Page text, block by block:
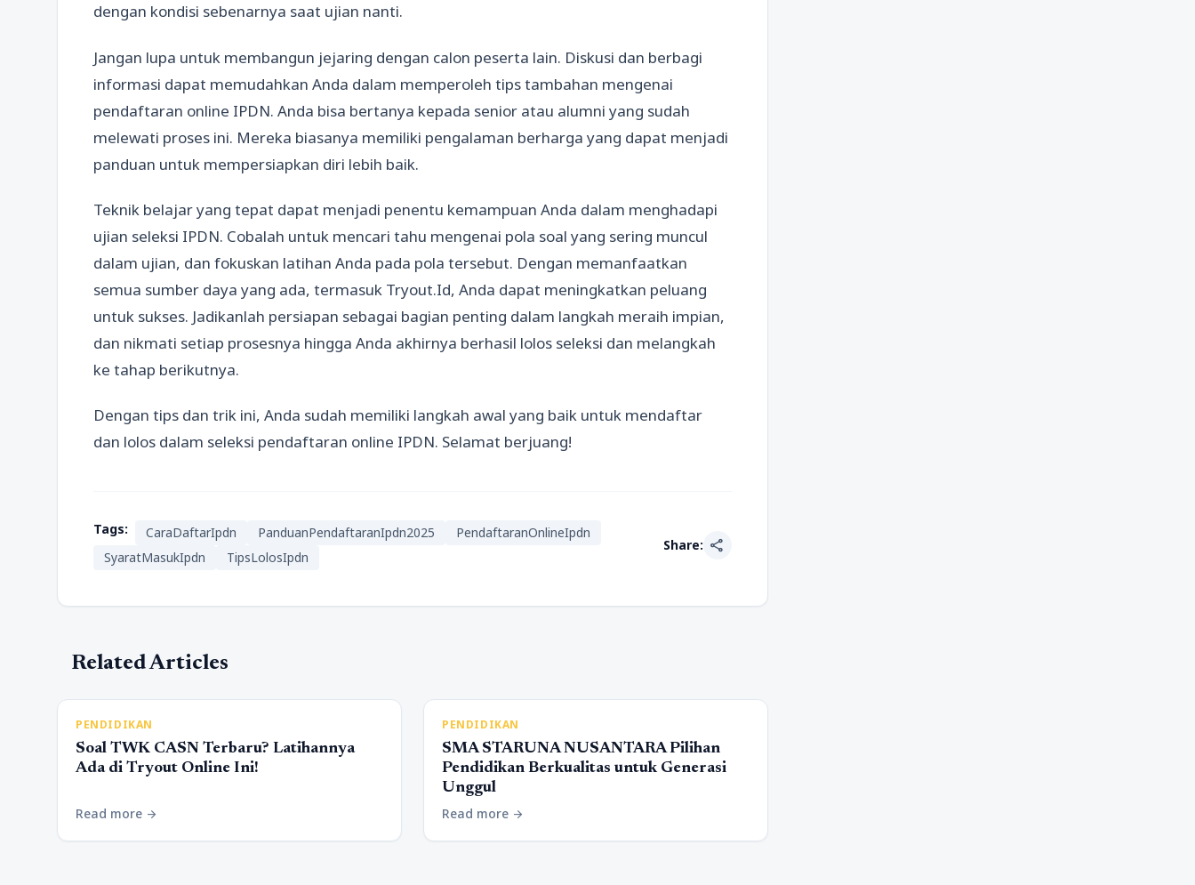
dengan kondisi sebenarnya saat ujian nanti.
Jangan lupa untuk membangun jejaring dengan calon peserta lain. Diskusi dan berbagi
informasi dapat memudahkan Anda dalam memperoleh tips tambahan mengenai
pendaftaran online IPDN. Anda bisa bertanya kepada senior atau alumni yang sudah
melewati proses ini. Mereka biasanya memiliki pengalaman berharga yang dapat menjadi
panduan untuk mempersiapkan diri lebih baik.
Teknik belajar yang tepat dapat menjadi penentu kemampuan Anda dalam menghadapi
ujian seleksi IPDN. Cobalah untuk mencari tahu mengenai pola soal yang sering muncul
dalam ujian, dan fokuskan latihan Anda pada pola tersebut. Dengan memanfaatkan
semua sumber daya yang ada, termasuk Tryout.Id, Anda dapat meningkatkan peluang
untuk sukses. Jadikanlah persiapan sebagai bagian penting dalam langkah meraih impian,
dan nikmati setiap prosesnya hingga Anda akhirnya berhasil lolos seleksi dan melangkah
ke tahap berikutnya.
Dengan tips dan trik ini, Anda sudah memiliki langkah awal yang baik untuk mendaftar
dan lolos dalam seleksi pendaftaran online IPDN. Selamat berjuang!
Tags: CaraDaftarIpdn PanduanPendaftaranIpdn2025
PendaftaranOnlineIpdn
SyaratMasukIpdn
TipsLolosIpdn
Share: share
Related Articles
PENDIDIKAN
Soal TWK CASN Terbaru? Latihannya
Ada di Tryout Online Ini!
Read more arrow_forward
PENDIDIKAN
SMA STARUNA NUSANTARA Pilihan
Pendidikan Berkualitas untuk Generasi
Unggul
Read more arrow_forward